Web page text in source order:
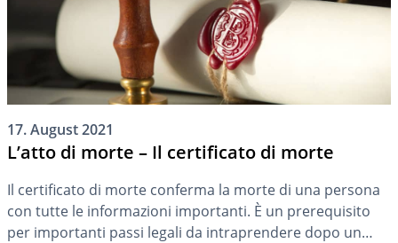
17. August 2021
L’atto di morte – Il certificato di morte
Il certificato di morte conferma la morte di una persona
con tutte le informazioni importanti. È un prerequisito
per importanti passi legali da intraprendere dopo un